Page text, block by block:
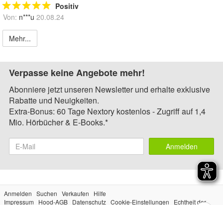
Positiv
Von: n***u 20.08.24
Mehr...
Verpasse keine Angebote mehr!
Abonniere jetzt unseren Newsletter und erhalte exklusive
Rabatte und Neuigkeiten.
Extra-Bonus: 60 Tage Nextory kostenlos - Zugriff auf 1,4
Mio. Hörbücher & E-Books.*
Anmelden
Anmelden Suchen Verkaufen
Hilfe
Impressum
Hood-AGB Datenschutz Cookie-Einstellungen Echtheit der